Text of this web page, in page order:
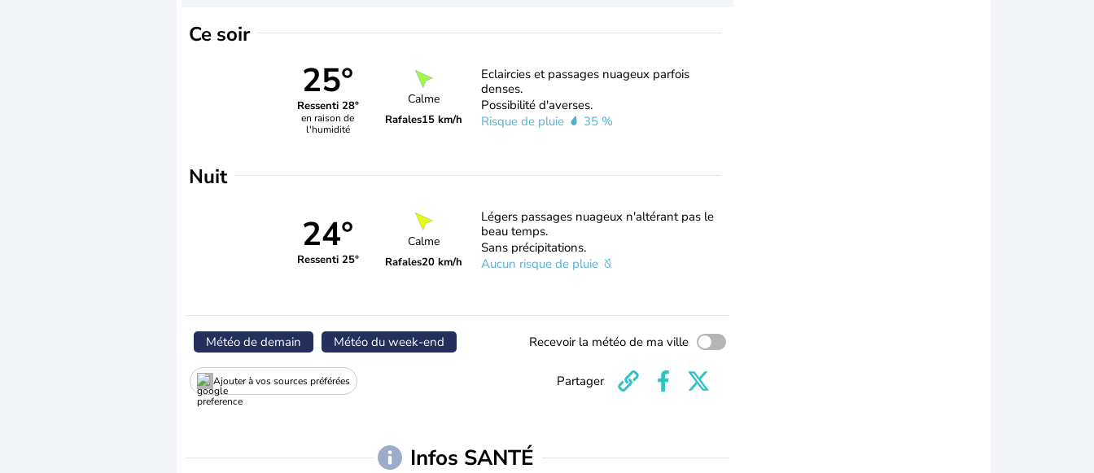
Ce soir
25°
Ressenti 28°
en raison de
l'humidité
Calme
Rafales15 km/h
Eclaircies et passages nuageux parfois
denses.
Possibilité d'averses.
Risque de pluie
35 %
Nuit
24°
Ressenti 25°
Calme
Rafales20 km/h
Légers passages nuageux n'altérant pas le
beau temps.
Sans précipitations.
Aucun risque de pluie
Météo de demain Météo du week-end Recevoir la météo de ma ville
Ajouter à vos sources préférées Partager
Infos SANTÉ